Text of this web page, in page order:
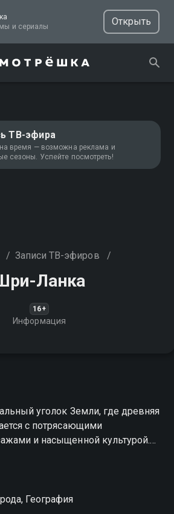
ТВ, фильмы и сериалы
Открыть
ТВ-эфира
время — возможна реклама и
сезоны. Успейте посмотреть!
/ Записи ТВ-эфиров /
Ланка
16+
Информация
уголок Земли, где древняя
с потрясающими
и насыщенной культурой.
путешественников своей
География